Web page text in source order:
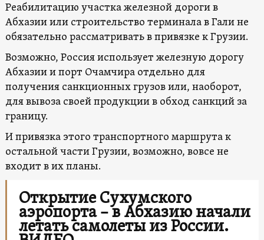
Реабилитацию участка железной дороги в
Абхазии или строительство терминала в Гали не
обязательно рассматривать в привязке к Грузии.
Возможно, Россия использует железную дорогу
Абхазии и порт Очамчира отдельно для
получения санкционных грузов или, наоборот,
для вывоза своей продукции в обход санкций за
границу.
И привязка этого транспортного маршрута к
остальной части Грузии, возможно, вовсе не
входит в их планы.
Открытие Сухумского
аэропорта – в Абхазию начали
летать самолеты из России.